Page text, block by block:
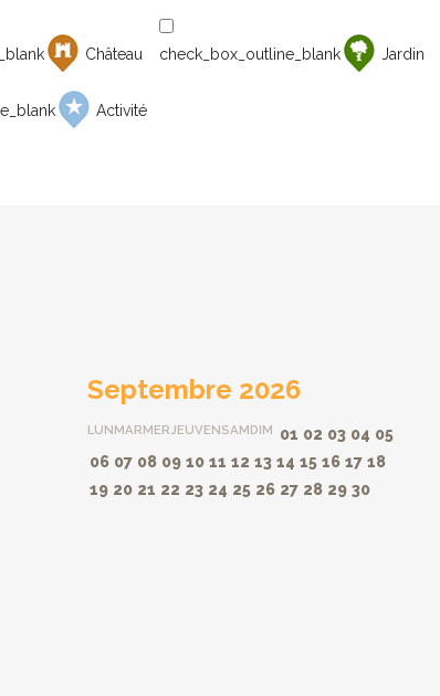
Château Jardin
Activité
Septembre 2026
LUNMARMERJEUVENSAMDIM 01 02 03 04 05
06 07 08 09 10 11 12 13 14 15 16 17 18
19 20 21 22 23 24 25 26 27 28 29 30